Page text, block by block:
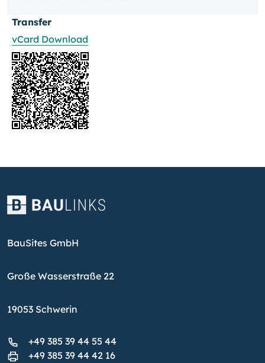
Transfer
vCard Download
BauSites GmbH
Große Wasserstraße 22
19053 Schwerin
+49 385 39 44 55 44
+49 385 39 44 42 16